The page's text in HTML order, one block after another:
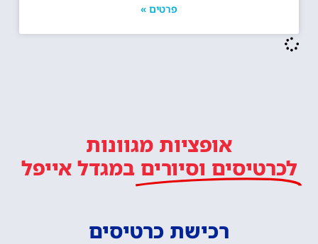
פרטים »
אופציות מגוונות
לכרטיסים וסיורים במגדל אייפל
רכישת כרטיסים